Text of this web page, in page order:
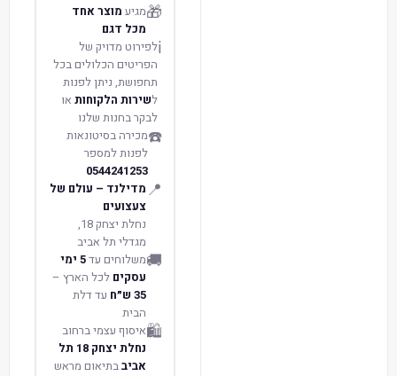
🎁מגיע מוצר אחד
מכל דגם
ℹ️לפירוט מדויק של
הפריטים הכלולים בכל
תחפושת, ניתן לפנות
לשירות הלקוחות או
לבקר בחנות שלנו
☎️מכירה בסיטונאות
לפנות למספר
0544241253
📍 מדילנד – עולם של
צעצועים
נחלת יצחק 18,
מגדלי תל אביב
🚚משלוחים עד 5 ימי
עסקים לכל הארץ –
35 ש״ח
עד דלת
הבית
🛍️איסוף עצמי ברחוב
נחלת יצחק 18 תל
אביבבתיאום מראש